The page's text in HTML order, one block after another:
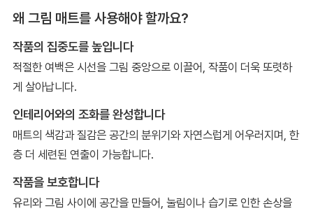
왜 그림 매트를 사용해야 할까요?
작품의 집중도를 높입니다
적절한 여백은 시선을 그림 중앙으로 이끌어, 작품이 더욱 또렷하
게 살아납니다.
인테리어와의 조화를 완성합니다
매트의 색감과 질감은 공간의 분위기와 자연스럽게 어우러지며, 한
층 더 세련된 연출이 가능합니다.
작품을 보호합니다
유리와 그림 사이에 공간을 만들어, 눌림이나 습기로 인한 손상을